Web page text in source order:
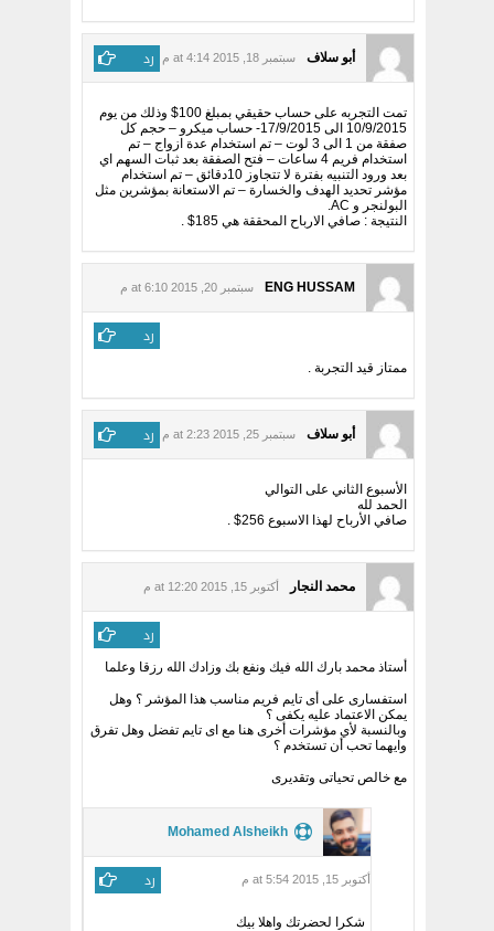
أبو سلاف سبتمبر 18, 2015 at 4:14 م رد
تمت التجربه على حساب حقيقي بمبلغ 100$ وذلك من يوم
10/9/2015 الى 17/9/2015- حساب ميكرو – حجم كل
صفقة من 1 الى 3 لوت – تم استخدام عدة ازواج – تم
استخدام فريم 4 ساعات – فتح الصفقة بعد ثبات السهم اي
بعد ورود التنبيه بفترة لا تتجاوز 10دقائق – تم استخدام
مؤشر تحديد الهدف والخسارة – تم الاستعانة بمؤشرين مثل
البولنجر و AC.
النتيجة : صافي الارباح المحققة هي 185$ .
ENG HUSSAM سبتمبر 20, 2015 at 6:10 م
رد
ممتاز قيد التجربة .
أبو سلاف سبتمبر 25, 2015 at 2:23 م رد
الأسبوع الثاني على التوالي
الحمد لله
صافي الأرباح لهذا الاسبوع 256$ .
محمد النجار أكتوبر 15, 2015 at 12:20 م
رد
أستاذ محمد بارك الله فيك ونفع بك وزادك الله رزقا وعلما
استفسارى على أى تايم فريم مناسب هذا المؤشر ؟ وهل
يمكن الاعتماد عليه يكفى ؟
وبالنسبة لأي مؤشرات أخرى هنا مع اى تايم تفضل وهل تفرق
وايهما تحب أن تستخدم ؟
مع خالص تحياتى وتقديرى
Mohamed Alsheikh
أكتوبر 15, 2015 at 5:54 م رد
شكرا لحضرتك واهلا بيك